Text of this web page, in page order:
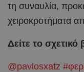
τη συναυλία,
χειροκροτήματα
Δείτε το σχετικό
@pavlosxatz